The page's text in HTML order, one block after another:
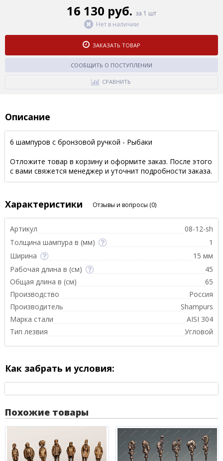
16 130 руб. за 1 шт
Нет в наличии
ЗАКАЗАТЬ ТОВАР
СООБЩИТЬ О ПОСТУПЛЕНИИ
СРАВНИТЬ
Описание
6 шампуров с бронзовой ручкой - Рыбаки
Отложите товар в корзину и оформите заказ. После этого
с вами свяжется менеджер и уточнит подробности заказа.
Характеристики Отзывы и вопросы (0)
Артикул
08-12-sh
Толщина шампура в (мм)
1
Ширина
15 мм
Рабочая длина в (см)
45
Общая длина в (см)
65
Производство
Россия
Производитель
Shampurs
Марка стали
AISI 304
Тип лезвия
Угловой
Как забрать и условия:
Похожие товары